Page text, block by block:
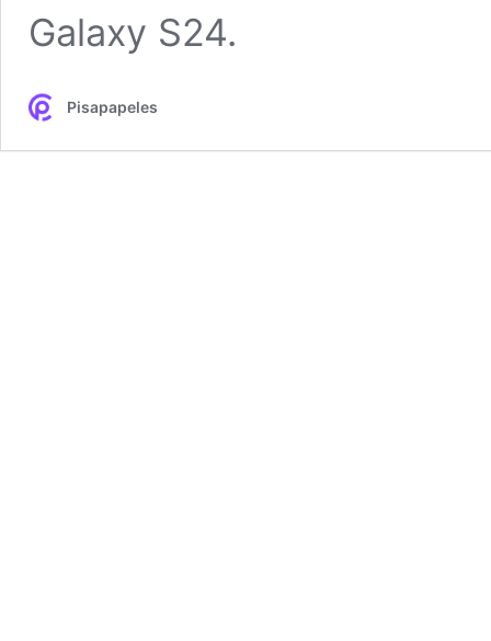
Galaxy S24.
Pisapapeles